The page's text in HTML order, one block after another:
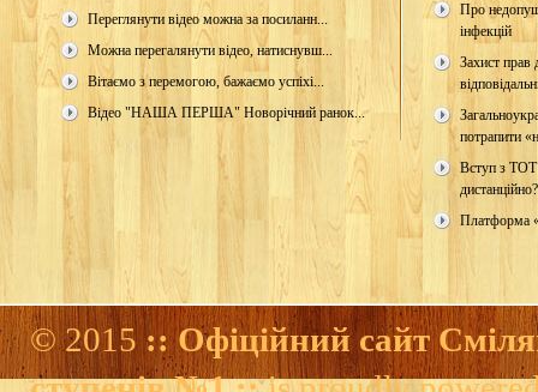
Переглянути відео можна за посиланн...
Можна перегалянути відео, натиснувш...
Вітаємо з перемогою, бажаємо успіхі...
Відео "НАША ПЕРША" Новорічний ранок...
Про
інфекцій
Захист прав
потрапити
Вступ з
дистанційно?
Платформа
© 2015:: Офіційний сайт